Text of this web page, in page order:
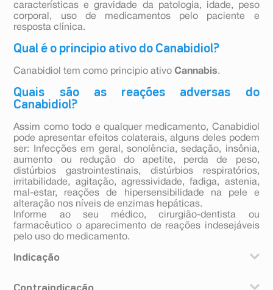
características e gravidade da patologia, idade, peso
corporal, uso de medicamentos pelo paciente e
resposta clínica.
Qual é o principio ativo do Canabidiol?
Canabidiol tem como principio ativoCannabis.
Quais são as reações adversas do
Canabidiol?
Assim como todo e qualquer medicamento, Canabidiol
pode apresentar efeitos colaterais, alguns deles podem
ser: Infecções em geral, sonolência, sedação, insônia,
aumento ou redução do apetite, perda de peso,
distúrbios gastrointestinais, distúrbios respiratórios,
irritabilidade, agitação, agressividade, fadiga, astenia,
mal-estar, reações de hipersensibilidade na pele e
alteração nos níveis de enzimas hepáticas.
Informe ao seu médico, cirurgião-dentista ou
farmacêutico o aparecimento de reações indesejáveis
pelo uso do medicamento.
Indicação